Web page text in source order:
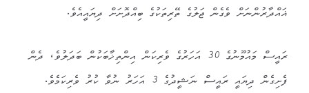
ޣައްދާރުންނަށް ވެގެން ޖަލުގެ ތޭރިތަކުގެ ބިއްދޮށަށް ދިޔައީއެވެ.
ރައީސް މައުމޫނުގެ 30 އަހަރުގެ ވެރިކަން އިންތިޚާބަކުން ބަދަލުވެ، ދެން
ފެށިގެން ދިޔައީ ރައީސް ނަޝީދުގެ 3 އަހަރު ނުވާ ކުރު ވެރިކަމެވެ.